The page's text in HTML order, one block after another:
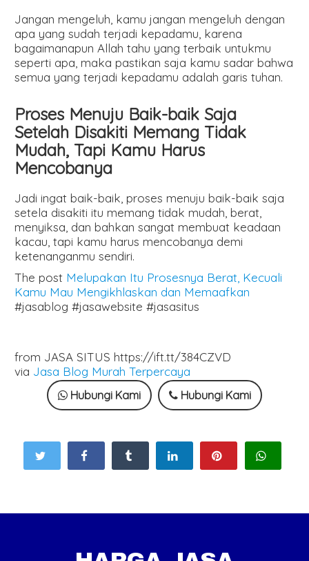
Jangan mengeluh, kamu jangan mengeluh dengan
apa yang sudah terjadi kepadamu, karena
bagaimanapun Allah tahu yang terbaik untukmu
seperti apa, maka pastikan saja kamu sadar bahwa
semua yang terjadi kepadamu adalah garis tuhan.
Proses Menuju Baik-baik Saja
Setelah Disakiti Memang Tidak
Mudah, Tapi Kamu Harus
Mencobanya
Jadi ingat baik-baik, proses menuju baik-baik saja
setela disakiti itu memang tidak mudah, berat,
menyiksa, dan bahkan sangat membuat keadaan
kacau, tapi kamu harus mencobanya demi
ketenanganmu sendiri.
The post Melupakan Itu Prosesnya Berat, Kecuali
Kamu Mau Mengikhlaskan dan Memaafkan
#jasablog #jasawebsite #jasasitus
from JASA SITUS https://ift.tt/384CZVD
via Jasa Blog Murah Terpercaya
Hubungi Kami Hubungi Kami